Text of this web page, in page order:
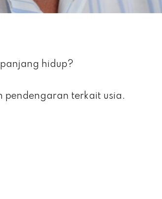
hidup?
pendengaran terkait usia.